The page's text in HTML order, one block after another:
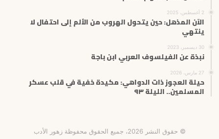
2 أغسطس، 2025
الآن المذهل: حين يتحول الهروب من الألم إلى احتفال لا
ينتهي
30 ديسمبر، 2023
نبذة عن الفيلسوف العربي ابن باجة
27 مارس، 2026
حيلة العجوز ذات الدواهي: مكيدة خفية في قلب عسكر
المسلمين.. الليلة ٩٣
© حقوق النشر 2026، جميع الحقوق محفوظة زهور الأدب